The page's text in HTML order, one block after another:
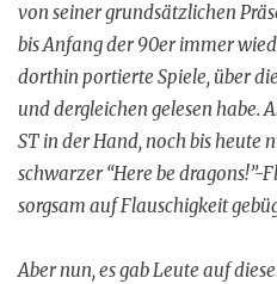
von seiner grundsätzlichen
bis Anfang der 90er immer
dorthin portierte Spiele, über
und dergleichen gelesen habe.
ST in der Hand, noch bis heute
schwarzer “Here be dragons!”-
sorgsam auf Flauschigkeit
Aber nun, es gab Leute auf